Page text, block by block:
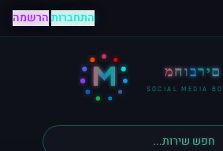
התחברות|הרשמה
M מחוברים
SOCIAL MEDIA